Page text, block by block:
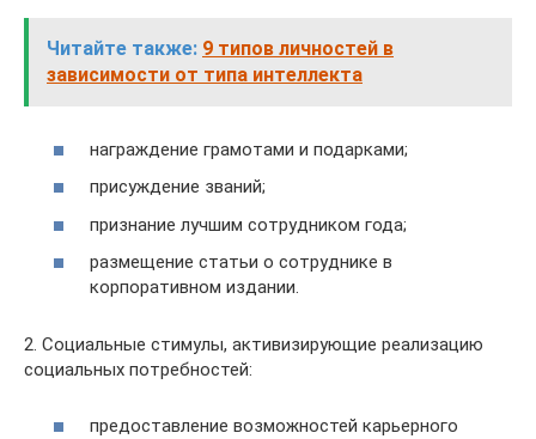
Читайте также: 9 типов личностей в
зависимости от типа интеллекта
награждение грамотами и подарками;
присуждение званий;
признание лучшим сотрудником года;
размещение статьи о сотруднике в
корпоративном издании.
2. Социальные стимулы, активизирующие реализацию
социальных потребностей:
предоставление возможностей карьерного